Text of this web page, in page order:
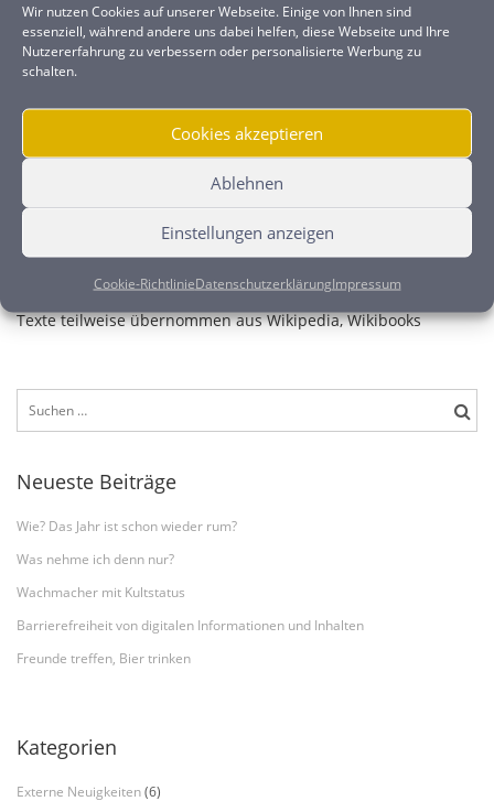
Wir nutzen Cookies auf unserer Webseite. Einige von Ihnen sind
essenziell, während andere uns dabei helfen, diese Webseite und Ihre
Nutzererfahrung zu verbessern oder personalisierte Werbung zu
schalten.
Cookies akzeptieren
Ablehnen
Einstellungen anzeigen
Cookie-RichtlinieDatenschutzerklärungImpressum
Unternehmen sollten ein ganz anderes Bewusstsein
gegenüber der Datensicherung haben. Immerhin handelt es
sich um ihr Kapital. Tatsächlich ist es aber so, dass kleine und
Raum geben. Trotz gesetzlicher Vorgaben insbesondere bei
der Buchhaltung. Dabei kann mit einer einfachen Strategie
und kleinem finanziellen Aufwand relativ viel abgedeckt
werden.
Texte teilweise übernommen aus Wikipedia, Wikibooks
Neueste Beiträge
Wie? Das Jahr ist schon wieder rum?
Was nehme ich denn nur?
Wachmacher mit Kultstatus
Barrierefreiheit von digitalen Informationen und Inhalten
Freunde treffen, Bier trinken
Kategorien
Externe Neuigkeiten(6)